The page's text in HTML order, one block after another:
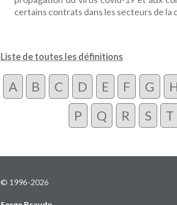
certains contrats dans les secteurs de la
Liste de toutes les définitions
A B C D E F G
P
Q R S T
© 1996-2026